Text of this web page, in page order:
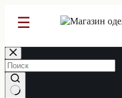
☰
Перейти
к
сути